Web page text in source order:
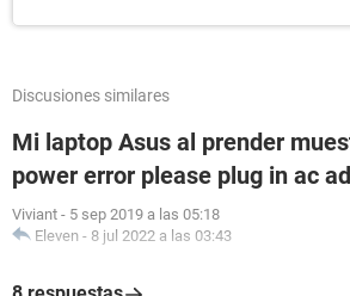
Discusiones similares
Mi laptop Asus al prender
power error please plug in ac
Viviant - 5 sep 2019 a las 05:18
Eleven - 8 jul 2022 a las 03:43